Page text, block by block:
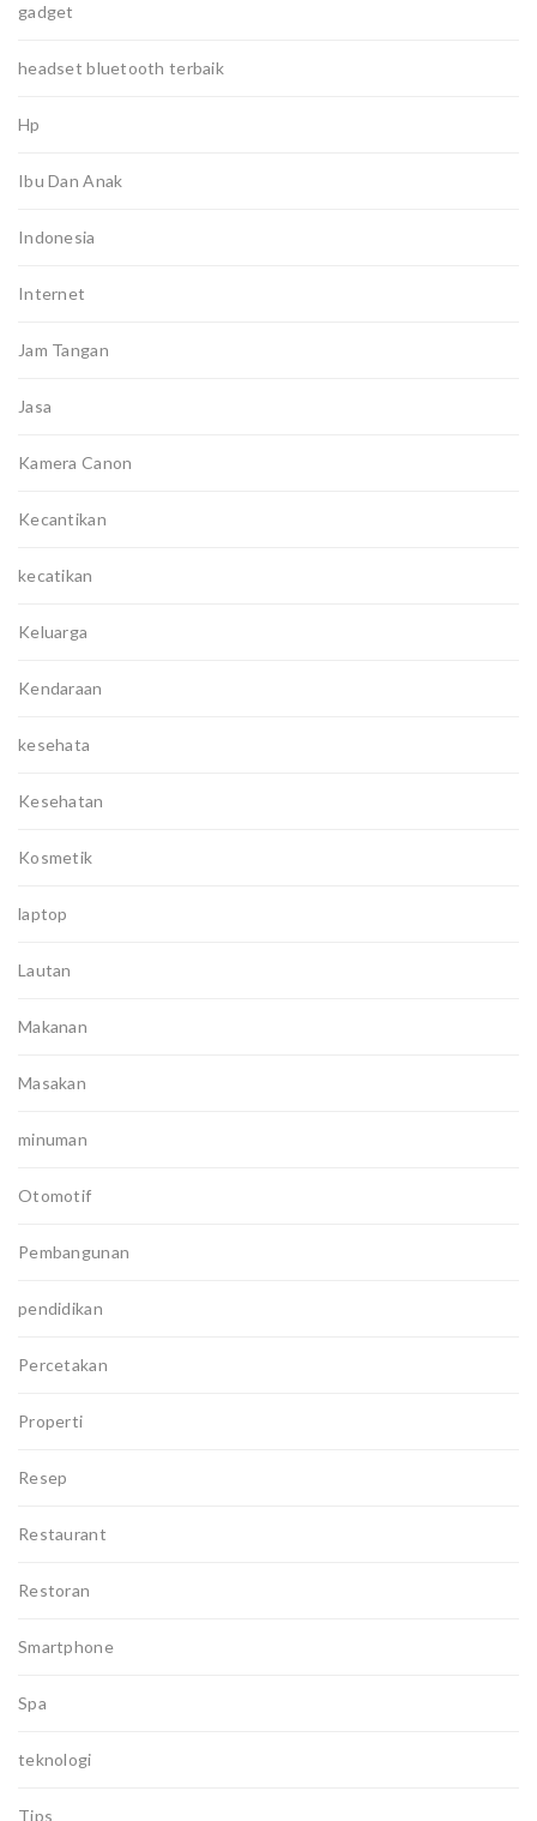
gadget
headset bluetooth terbaik
Hp
Ibu Dan Anak
Indonesia
Internet
Jam Tangan
Jasa
Kamera Canon
Kecantikan
kecatikan
Keluarga
Kendaraan
kesehata
Kesehatan
Kosmetik
laptop
Lautan
Makanan
Masakan
minuman
Otomotif
Pembangunan
pendidikan
Percetakan
Properti
Resep
Restaurant
Restoran
Smartphone
Spa
teknologi
Tips